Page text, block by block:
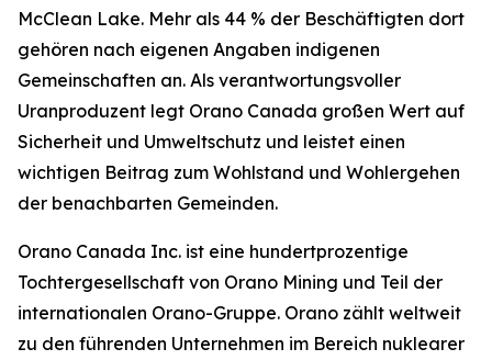
McClean Lake. Mehr als 44 % der Beschäftigten dort
gehören nach eigenen Angaben indigenen
Gemeinschaften an. Als verantwortungsvoller
Uranproduzent legt Orano Canada großen Wert auf
Sicherheit und Umweltschutz und leistet einen
wichtigen Beitrag zum Wohlstand und Wohlergehen
der benachbarten Gemeinden.
Orano Canada Inc. ist eine hundertprozentige
Tochtergesellschaft von Orano Mining und Teil der
internationalen Orano-Gruppe. Orano zählt weltweit
zu den führenden Unternehmen im Bereich nuklearer